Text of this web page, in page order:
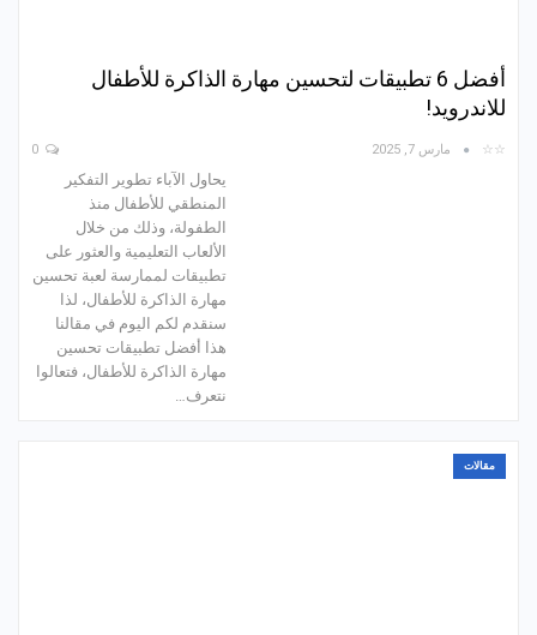
أفضل 6 تطبيقات لتحسين مهارة الذاكرة للأطفال
للاندرويد!
☆☆ مارس 7, 2025
يحاول الآباء تطوير التفكير
المنطقي للأطفال منذ
الطفولة، وذلك من خلال
الألعاب التعليمية والعثور على
تطبيقات لممارسة لعبة تحسين
مهارة الذاكرة للأطفال، لذا
سنقدم لكم اليوم في مقالنا
هذا أفضل تطبيقات تحسين
مهارة الذاكرة للأطفال، فتعالوا
نتعرف…
مقالات